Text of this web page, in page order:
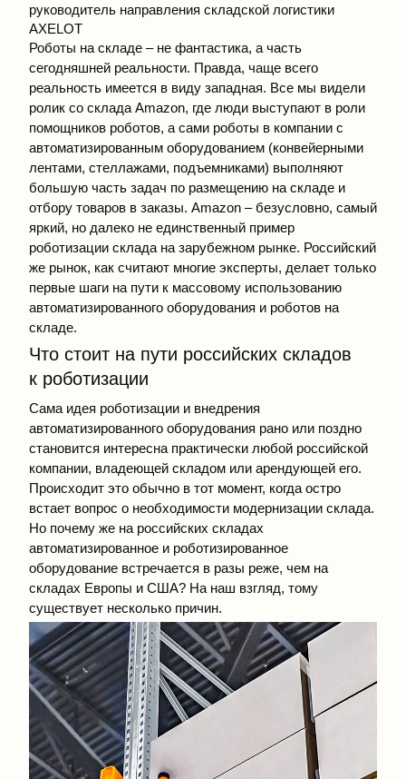
руководитель направления складской логистики
AXELOT
Роботы на складе – не фантастика, а часть
сегодняшней реальности. Правда, чаще всего
реальность имеется в виду западная. Все мы видели
ролик со склада Amazon, где люди выступают в роли
помощников роботов, а сами роботы в компании с
автоматизированным оборудованием (конвейерными
лентами, стеллажами, подъемниками) выполняют
большую часть задач по размещению на складе и
отбору товаров в заказы. Amazon – безусловно, самый
яркий, но далеко не единственный пример
роботизации склада на зарубежном рынке. Российский
же рынок, как считают многие эксперты, делает только
первые шаги на пути к массовому использованию
автоматизированного оборудования и роботов на
складе.
Что стоит на пути российских складов
к роботизации
Сама идея роботизации и внедрения
автоматизированного оборудования рано или поздно
становится интересна практически любой российской
компании, владеющей складом или арендующей его.
Происходит это обычно в тот момент, когда остро
встает вопрос о необходимости модернизации склада.
Но почему же на российских складах
автоматизированное и роботизированное
оборудование встречается в разы реже, чем на
складах Европы и США? На наш взгляд, тому
существует несколько причин.